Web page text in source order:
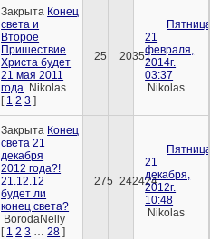
Закрыта Конец
света и
Второе
Пришествие
Христа будет
21 мая 2011
года Nikolas
[ 1 2 3 ]
25 20351
21
февраля,
2014г.
03:37
Nikolas
Закрыта Конец
света 21
декабря
2012 года?!
21.12.12
будет ли
конец света?
BorodaNelly
[ 1 2 3 28 ]
275 242424
21
декабря,
2012г.
10:48
Nikolas